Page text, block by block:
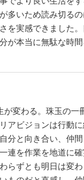
多いため読み切る
を実感できました
が本当に無駄な時
が変わる。珠玉の一
アビジョンは行動に
分と向き合い、仲
連を作業を地道に
らずとも明日は変